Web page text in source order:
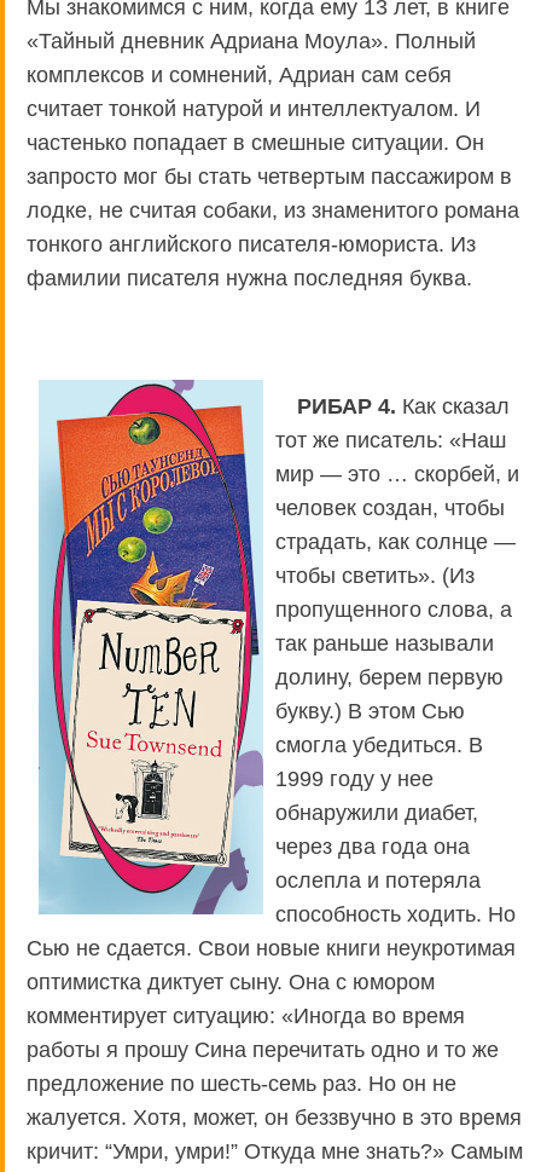
Мы знакомимся с ним, когда ему 13 лет, в книге
«Тайный дневник Адриана Моула». Полный
комплексов и сомнений, Адриан сам себя
считает тонкой натурой и интеллектуалом. И
частенько попадает в смешные ситуации. Он
запросто мог бы стать четвертым пассажиром в
лодке, не считая собаки, из знаменитого романа
тонкого английского писателя-юмориста. Из
фамилии писателя нужна последняя буква.
РИБАР 4. Как сказал
тот же писатель: «Наш
мир — это … скорбей, и
человек создан, чтобы
страдать, как солнце —
чтобы светить». (Из
пропущенного слова, а
так раньше называли
долину, берем первую
букву.) В этом Сью
смогла убедиться. В
1999 году у нее
обнаружили диабет,
через два года она
ослепла и потеряла
способность ходить. Но
Сью не сдается. Свои новые книги неукротимая
оптимистка диктует сыну. Она с юмором
комментирует ситуацию: «Иногда во время
работы я прошу Сина перечитать одно и то же
предложение по шесть-семь раз. Но он не
жалуется. Хотя, может, он беззвучно в это время
кричит: “Умри, умри!” Откуда мне знать?» Самым